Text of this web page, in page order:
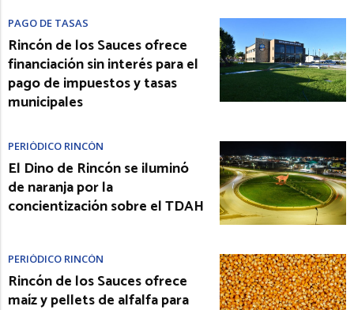
PAGO DE TASAS
Rincón de los Sauces ofrece
financiación sin interés para el
pago de impuestos y tasas
municipales
PERIÓDICO RINCÓN
El Dino de Rincón se iluminó
de naranja por la
concientización sobre el TDAH
PERIÓDICO RINCÓN
Rincón de los Sauces ofrece
maíz y pellets de alfalfa para